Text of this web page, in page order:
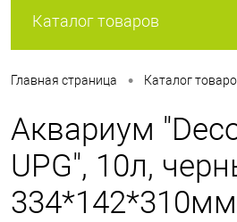
Каталог товаров
Главная страница • Каталог
Аквариум
UPG", 10л,
334*142*310мм